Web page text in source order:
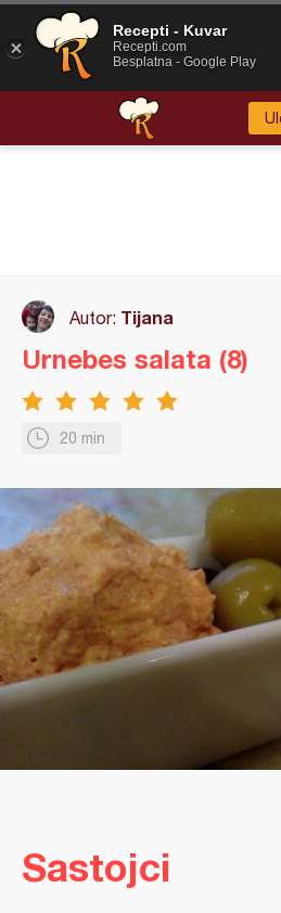
Autor: Tijana
20 min
Urnebes salata (8)
Sastojci
Recepti - Kuvar
Recepti.com
Besplatna - Google Play